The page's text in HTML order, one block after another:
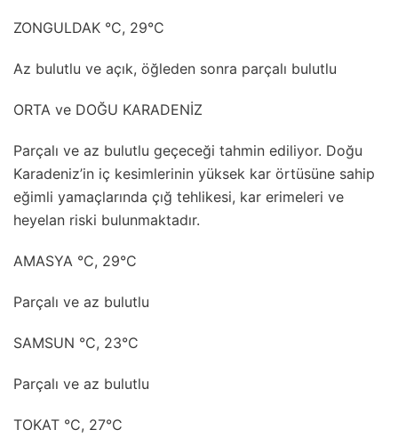
ZONGULDAK °C, 29°C
Az bulutlu ve açık, öğleden sonra parçalı bulutlu
ORTA ve DOĞU KARADENİZ
Parçalı ve az bulutlu geçeceği tahmin ediliyor. Doğu
Karadeniz’in iç kesimlerinin yüksek kar örtüsüne sahip
eğimli yamaçlarında çığ tehlikesi, kar erimeleri ve
heyelan riski bulunmaktadır.
AMASYA °C, 29°C
Parçalı ve az bulutlu
SAMSUN °C, 23°C
Parçalı ve az bulutlu
TOKAT °C, 27°C